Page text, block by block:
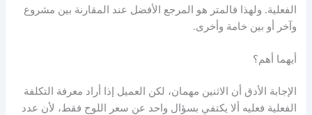
الفعلية. ولهذا فالمتر هو المرجع الأفضل عند المقارنة بين مشروع
وآخر أو بين خامة وأخرى.
أيهما أهم؟
الإجابة الأدق أن الاثنين مهمان، لكن العميل إذا أراد معرفة التكلفة
الفعلية فعليه ألا يكتفي بسؤال واحد عن سعر اللوح فقط، لأن عدد